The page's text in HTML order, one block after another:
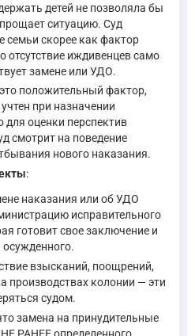
детей не позволяла бы
ситуацию. Суд
семьи скорее как фактор
отсутствие иждивенцев само
замене или УДО.
положительный фактор,
при назначении
для оценки перспектив
смотрит на поведение
нового наказания.
:
наказания или об УДО
исправительного
готовит свое заключение и
осужденного.
взысканий, поощрений,
производствах колонии — эти
судом.
замена на принудительные
РАНЕЕ определенного